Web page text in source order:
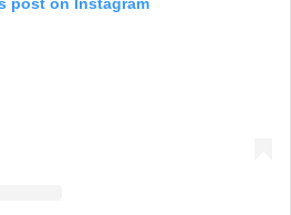
post on Instagram